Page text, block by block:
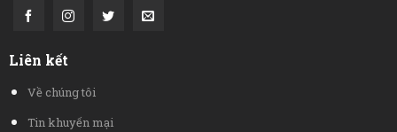
Liên kết
Về chúng tôi
Tin khuyến mại